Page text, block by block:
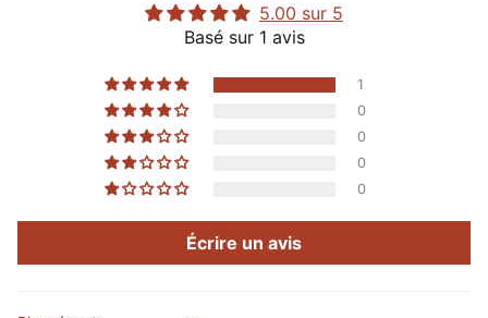
5.00 sur 5
Basé sur 1 avis
1
0
0
0
0
Écrire un avis